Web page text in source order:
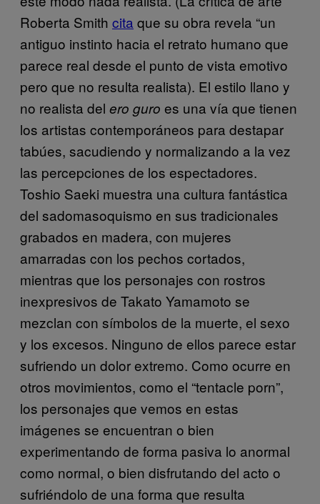
Roberta Smith cita que su obra revela “un
antiguo instinto hacia el retrato humano que
parece real desde el punto de vista emotivo
pero que no resulta realista). El estilo llano y
no realista del ero guro es una vía que tienen
los artistas contemporáneos para destapar
tabúes, sacudiendo y normalizando a la vez
las percepciones de los espectadores.
Toshio Saeki muestra una cultura fantástica
del sadomasoquismo en sus tradicionales
grabados en madera, con mujeres
amarradas con los pechos cortados,
mientras que los personajes con rostros
inexpresivos de Takato Yamamoto se
mezclan con símbolos de la muerte, el sexo
y los excesos. Ninguno de ellos parece estar
sufriendo un dolor extremo. Como ocurre en
otros movimientos, como el “tentacle porn”,
los personajes que vemos en estas
imágenes se encuentran o bien
experimentando de forma pasiva lo anormal
como normal, o bien disfrutando del acto o
sufriéndolo de una forma que resulta